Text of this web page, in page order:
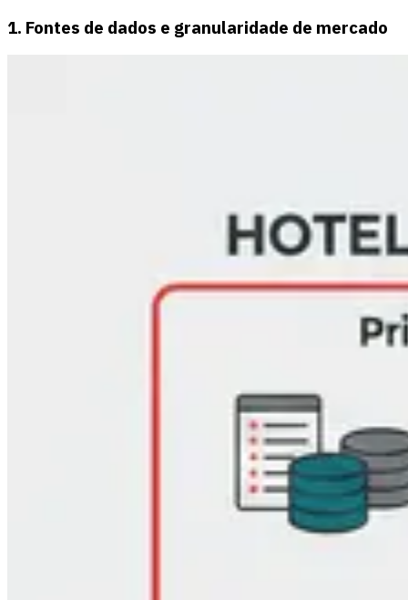
1. Fontes de dados e granularidade de mercado